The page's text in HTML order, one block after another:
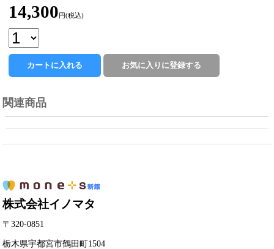
14,300 円(税込)
関連商品
株式会社イノマタ
〒320-0851
栃木県宇都宮市鶴田町1504